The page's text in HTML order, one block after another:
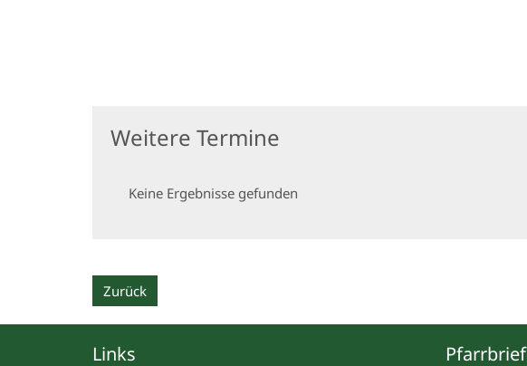
Weitere Termine
Keine Ergebnisse gefunden
Zurück
Links Pfarrbrief